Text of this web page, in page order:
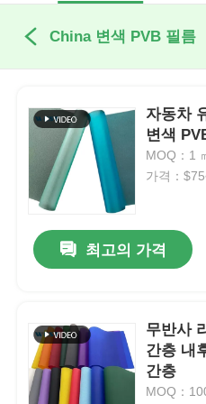
China 변색 PVB 필름
자동차
변색
MOQ：1
가격：
최고의 가격
무반사
간층 내
간층
MOQ：